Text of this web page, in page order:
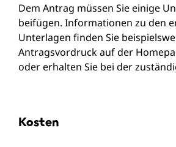
Dem Antrag müssen Sie einige
beifügen. Informationen zu den
Unterlagen finden Sie
Antragsvordruck auf der
oder erhalten Sie bei der
Kosten